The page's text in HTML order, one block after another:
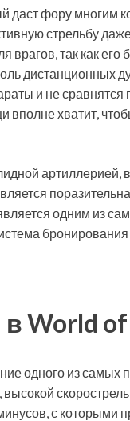
даст фору многим
стрельбу
врагов, так как его
дистанционных
и не сравнятся
хватит,
одним из
World of
одного из самых
с которыми